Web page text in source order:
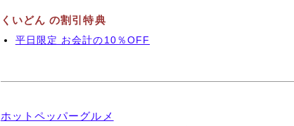
くいどん の割引特典
平日限定 お会計の10％OFF
ホットペッパーグルメ